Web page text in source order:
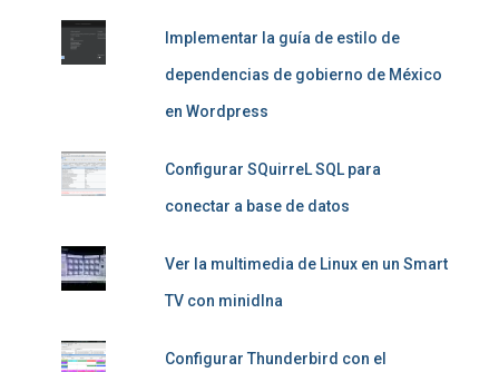
Implementar la guía de estilo de
dependencias de gobierno de México
en Wordpress
Configurar SQuirreL SQL para
conectar a base de datos
Ver la multimedia de Linux en un Smart
TV con minidlna
Configurar Thunderbird con el